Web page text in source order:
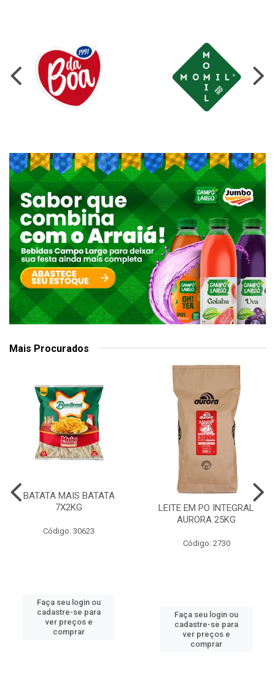
Mais Procurados
BATATA MAIS BATATA
7X2KG
Código: 30623
Faça seu login ou
cadastre-se para
ver preços e
comprar
LEITE EM PO INTEGRAL
AURORA 25KG
Código: 2730
Faça seu login ou
cadastre-se para
ver preços e
comprar